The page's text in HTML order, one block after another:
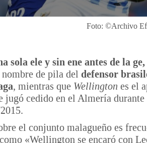
Foto: ©Archivo
sola ele y sin ene antes de la ge,
nombre de pila del defensor
, mientras que Wellington es el
jugó cedido en el Almería durante
el conjunto malagueño es
«Wellington se encaró con